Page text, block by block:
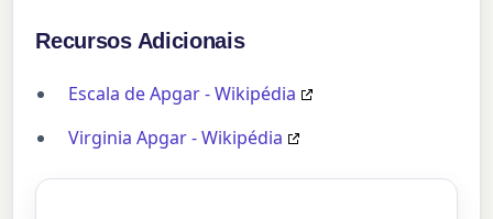
Recursos Adicionais
Escala de Apgar - Wikipédia
Virginia Apgar - Wikipédia